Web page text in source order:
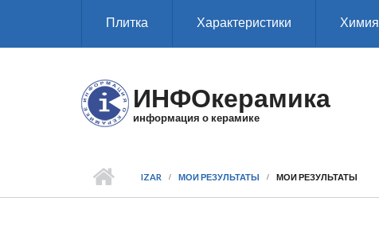
Плитка Характеристики Химия
ИНФОкерамика
информация о керамике
IZAR МОИ РЕЗУЛЬТАТЫ МОИ РЕЗУЛЬТАТЫ